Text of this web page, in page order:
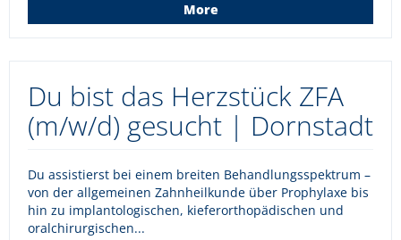
More
Du bist das Herzstück ZFA
(m/w/d) gesucht | Dornstadt
Du assistierst bei einem breiten Behandlungsspektrum –
von der allgemeinen Zahnheilkunde über Prophylaxe bis
hin zu implantologischen, kieferorthopädischen und
oralchirurgischen...